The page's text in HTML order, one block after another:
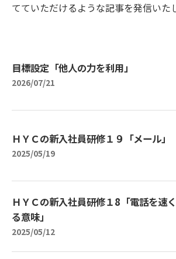
てていただけるような記事を発信いた
目標設定「他人の力を利用」
2026/07/21
ＨＹＣの新入社員研修１９「メール」
2025/05/19
ＨＹＣの新入社員研修１8「電話を速
る意味」
2025/05/12